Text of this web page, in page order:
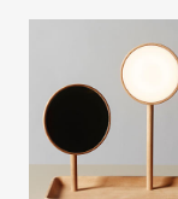
Tidligere
Alle utgaver
Abonnere